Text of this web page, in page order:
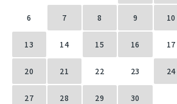
6 7 8 9 10
13 14 15 16 17
20 21 22 23 24
27 28 29 30